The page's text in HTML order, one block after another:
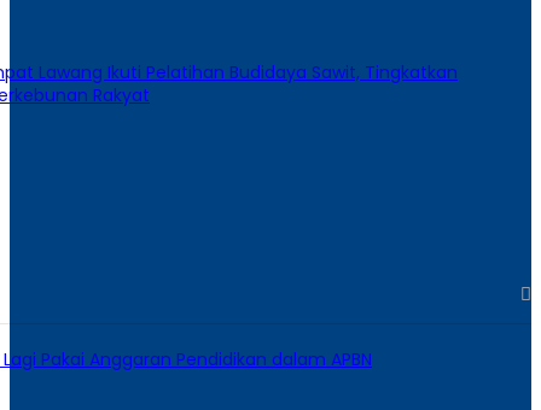
Lawang Ikuti Pelatihan Budidaya Sawit, Tingkatkan
Rakyat
Pakai Anggaran Pendidikan dalam APBN